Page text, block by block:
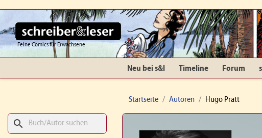
Feine Comics für Erwachsene
Neu bei s&l Timeline Forum
Startseite Autoren Hugo Pratt
search